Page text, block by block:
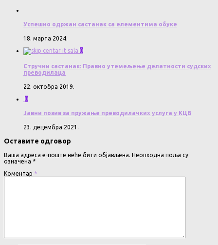
Успешно одржан састанак са елементима обуке
18. марта 2024.
0
Стручни састанак: Правно утемељење делатности судских
преводилаца
22. октобра 2019.
0
Јавни позив за пружање преводилачких услуга у КЦВ
23. децембра 2021.
Оставите одговор
Ваша адреса е-поште неће бити објављена. Неопходна поља су
означена *
Коментар *